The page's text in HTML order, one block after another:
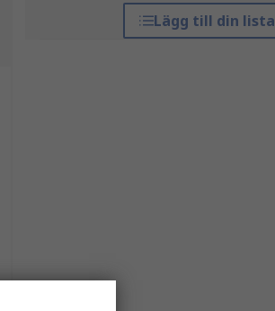
Lägg till din lista